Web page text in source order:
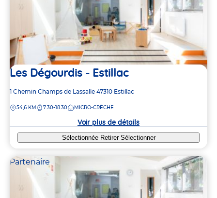
Les Dégourdis - Estillac
Adresse
la
1 Chemin Champs de Lassalle 47310 Estillac
DISTANCE
54,6 KM 7:30-18:30 MICRO-CRÈCHE
Voir plus de détails
Sélectionnée Retirer Sélectionner
Partenaire